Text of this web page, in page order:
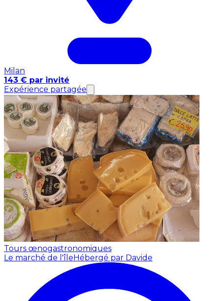
Milan
143 € par invité
Expérience partagée
Tours œnogastronomiques
Le marché de l'île Hébergé par Davide